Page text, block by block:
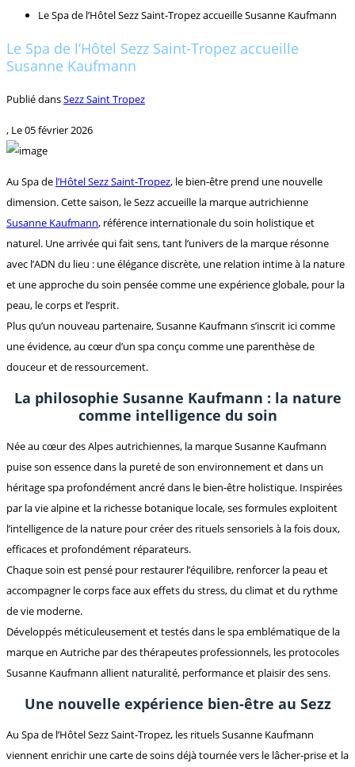
Le Spa de l’Hôtel Sezz Saint-Tropez accueille Susanne Kaufmann
Le Spa de l’Hôtel Sezz Saint-Tropez accueille
Susanne Kaufmann
Publié dansSezz Saint Tropez
, Le05 février 2026
Au Spa de l’Hôtel Sezz Saint-Tropez, le bien-être prend une nouvelle
dimension. Cette saison, le Sezz accueille la marque autrichienne
Susanne Kaufmann, référence internationale du soin holistique et
naturel. Une arrivée qui fait sens, tant l’univers de la marque résonne
avec l’ADN du lieu : une élégance discrète, une relation intime à la nature
et une approche du soin pensée comme une expérience globale, pour la
peau, le corps et l’esprit.
Plus qu’un nouveau partenaire, Susanne Kaufmann s’inscrit ici comme
une évidence, au cœur d’un spa conçu comme une parenthèse de
douceur et de ressourcement.
La philosophie Susanne Kaufmann : la nature
comme intelligence du soin
Née au cœur des Alpes autrichiennes, la marque Susanne Kaufmann
puise son essence dans la pureté de son environnement et dans un
héritage spa profondément ancré dans le bien-être holistique. Inspirées
par la vie alpine et la richesse botanique locale, ses formules exploitent
l’intelligence de la nature pour créer des rituels sensoriels à la fois doux,
efficaces et profondément réparateurs.
Chaque soin est pensé pour restaurer l’équilibre, renforcer la peau et
accompagner le corps face aux effets du stress, du climat et du rythme
de vie moderne.
Développés méticuleusement et testés dans le spa emblématique de la
marque en Autriche par des thérapeutes professionnels, les protocoles
Susanne Kaufmann allient naturalité, performance et plaisir des sens.
Une nouvelle expérience bien-être au Sezz
Au Spa de l’Hôtel Sezz Saint-Tropez, les rituels Susanne Kaufmann
viennent enrichir une carte de soins déjà tournée vers le lâcher-prise et la